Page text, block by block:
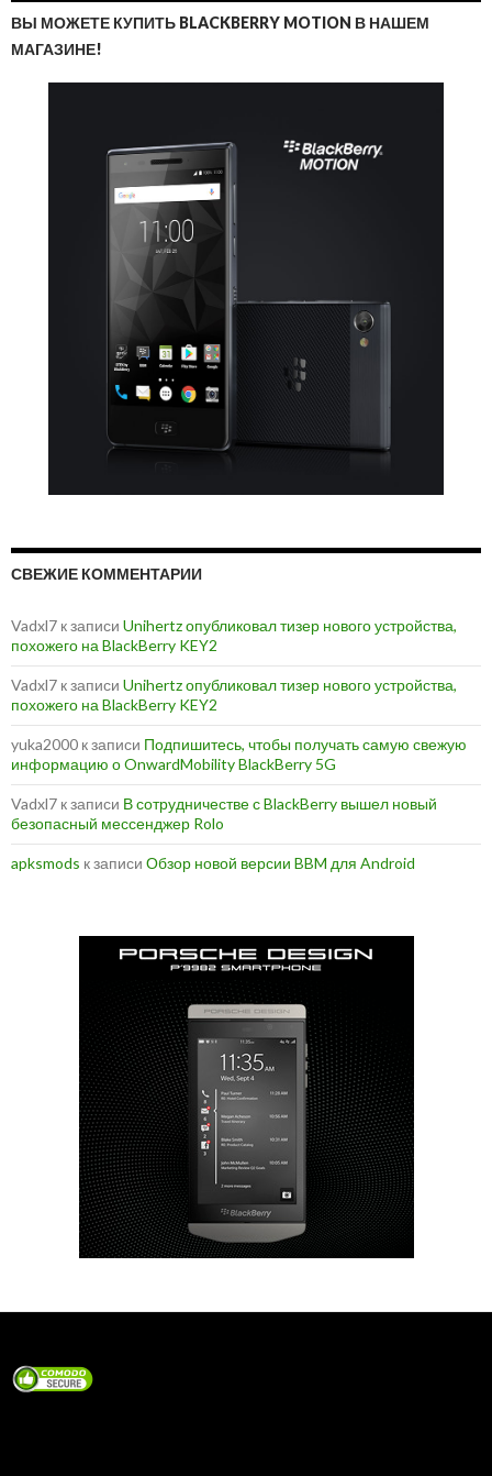
ВЫ МОЖЕТЕ КУПИТЬ BLACKBERRY MOTION В НАШЕМ
МАГАЗИНЕ!
СВЕЖИЕ КОММЕНТАРИИ
Vadxl7 к записи Unihertz опубликовал тизер нового устройства,
похожего на BlackBerry KEY2
Vadxl7 к записи Unihertz опубликовал тизер нового устройства,
похожего на BlackBerry KEY2
yuka2000 к записи Подпишитесь, чтобы получать самую свежую
информацию о OnwardMobility BlackBerry 5G
Vadxl7 к записи В сотрудничестве с BlackBerry вышел новый
безопасный мессенджер Rolo
apksmods к записи Обзор новой версии BBM для Android